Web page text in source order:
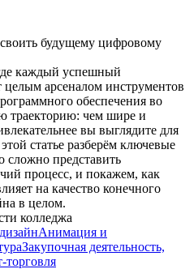
каждый успешный
целым арсеналом инструментов
обеспечения во
траекторию: чем шире и
вы выглядите для
статье разберём ключевые
сложно представить
процесс, и покажем, как
на качество конечного
в целом.
колледжа
Анимация и
Закупочная деятельность,
торговля